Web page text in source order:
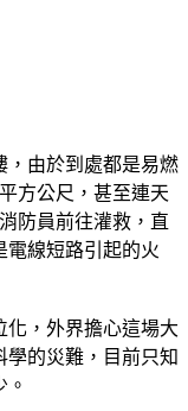
，由於到處都是易燃
方公尺，甚至連天
防員前往灌救，直
電線短路引起的火
化，外界擔心這場大
學的災難，目前只知